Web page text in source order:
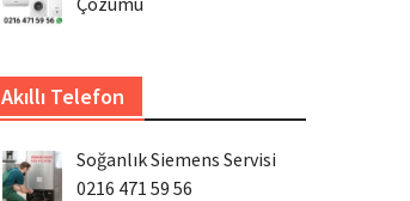
Akıllı Telefon
Soğanlık Siemens Servisi
0216 471 59 56